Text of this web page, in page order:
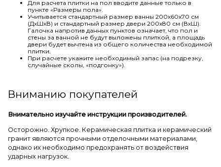
Для расчета плитки на пол вводите данные только в
пункте «Размеры пола».
Учитывается стандартный размер ванны 200х60х70 см
(ДхШхВ) и стандартный размер двери 200х80 см (ВхШ).
Галочка напротив данных пунктов означает, что пол и
стены за ванной не будут выложены плиткой, а площадь
двери будет вычтена из общего количества необходимой
плитки.
При расчете укажите необходимый запас (на подрезку,
случайные сколы, «подгонку»).
Вниманию покупателей
Внимательно изучайте инструкции производителей.
Осторожно. Хрупкое. Керамическая плитка и керамический
гранит являются прочными отделочными материалами,
однако их необходимо предохранять от воздействия
ударных нагрузок.